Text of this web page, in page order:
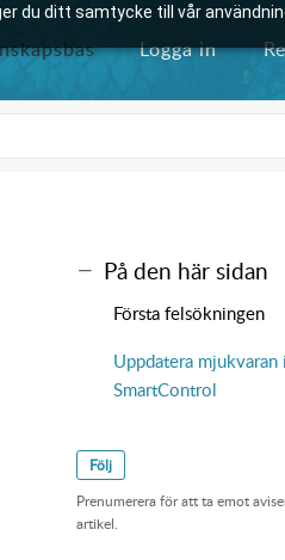
du ditt samtycke till vår
Logga in
På den här sidan
Första felsökningen
Uppdatera
SmartControl
Följ
Prenumerera för att ta emot
artikel.